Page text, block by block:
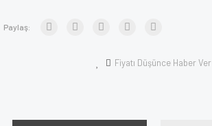
Paylaş:
Fiyatı Düşünce Haber Ver